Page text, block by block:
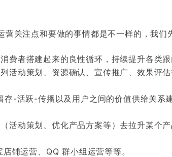
关注点和要做的事情都是不一样的，我们
费者搭建起来的良性循环，持续提升各类跟
活动策划、资源确认、宣传推广、效果评
-活跃-传播以及用户之间的价值供给关系
活动策划、优化产品方案等）去拉升某个
铺运营、QQ 群小组运营等等。